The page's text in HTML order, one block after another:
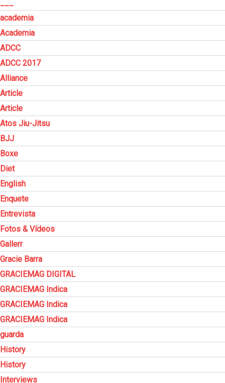
academia
Academia
ADCC
ADCC 2017
Alliance
Article
Article
Atos Jiu-Jitsu
BJJ
Boxe
Diet
English
Enquete
Entrevista
Fotos & Vídeos
Gallerr
Gracie Barra
GRACIEMAG DIGITAL
GRACIEMAG Indica
GRACIEMAG Indica
GRACIEMAG Indica
guarda
History
History
Interviews